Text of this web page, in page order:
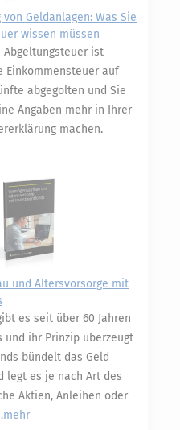
Geldanlagen: Was Sie
wissen müssen
Abgeltungsteuer ist
Einkommensteuer auf
abgegolten und Sie
Angaben mehr in Ihrer
machen.
und Altersvorsorge mit
es seit über 60 Jahren
und ihr Prinzip überzeugt
bündelt das Geld
legt es je nach Art des
Aktien, Anleihen oder
mehr